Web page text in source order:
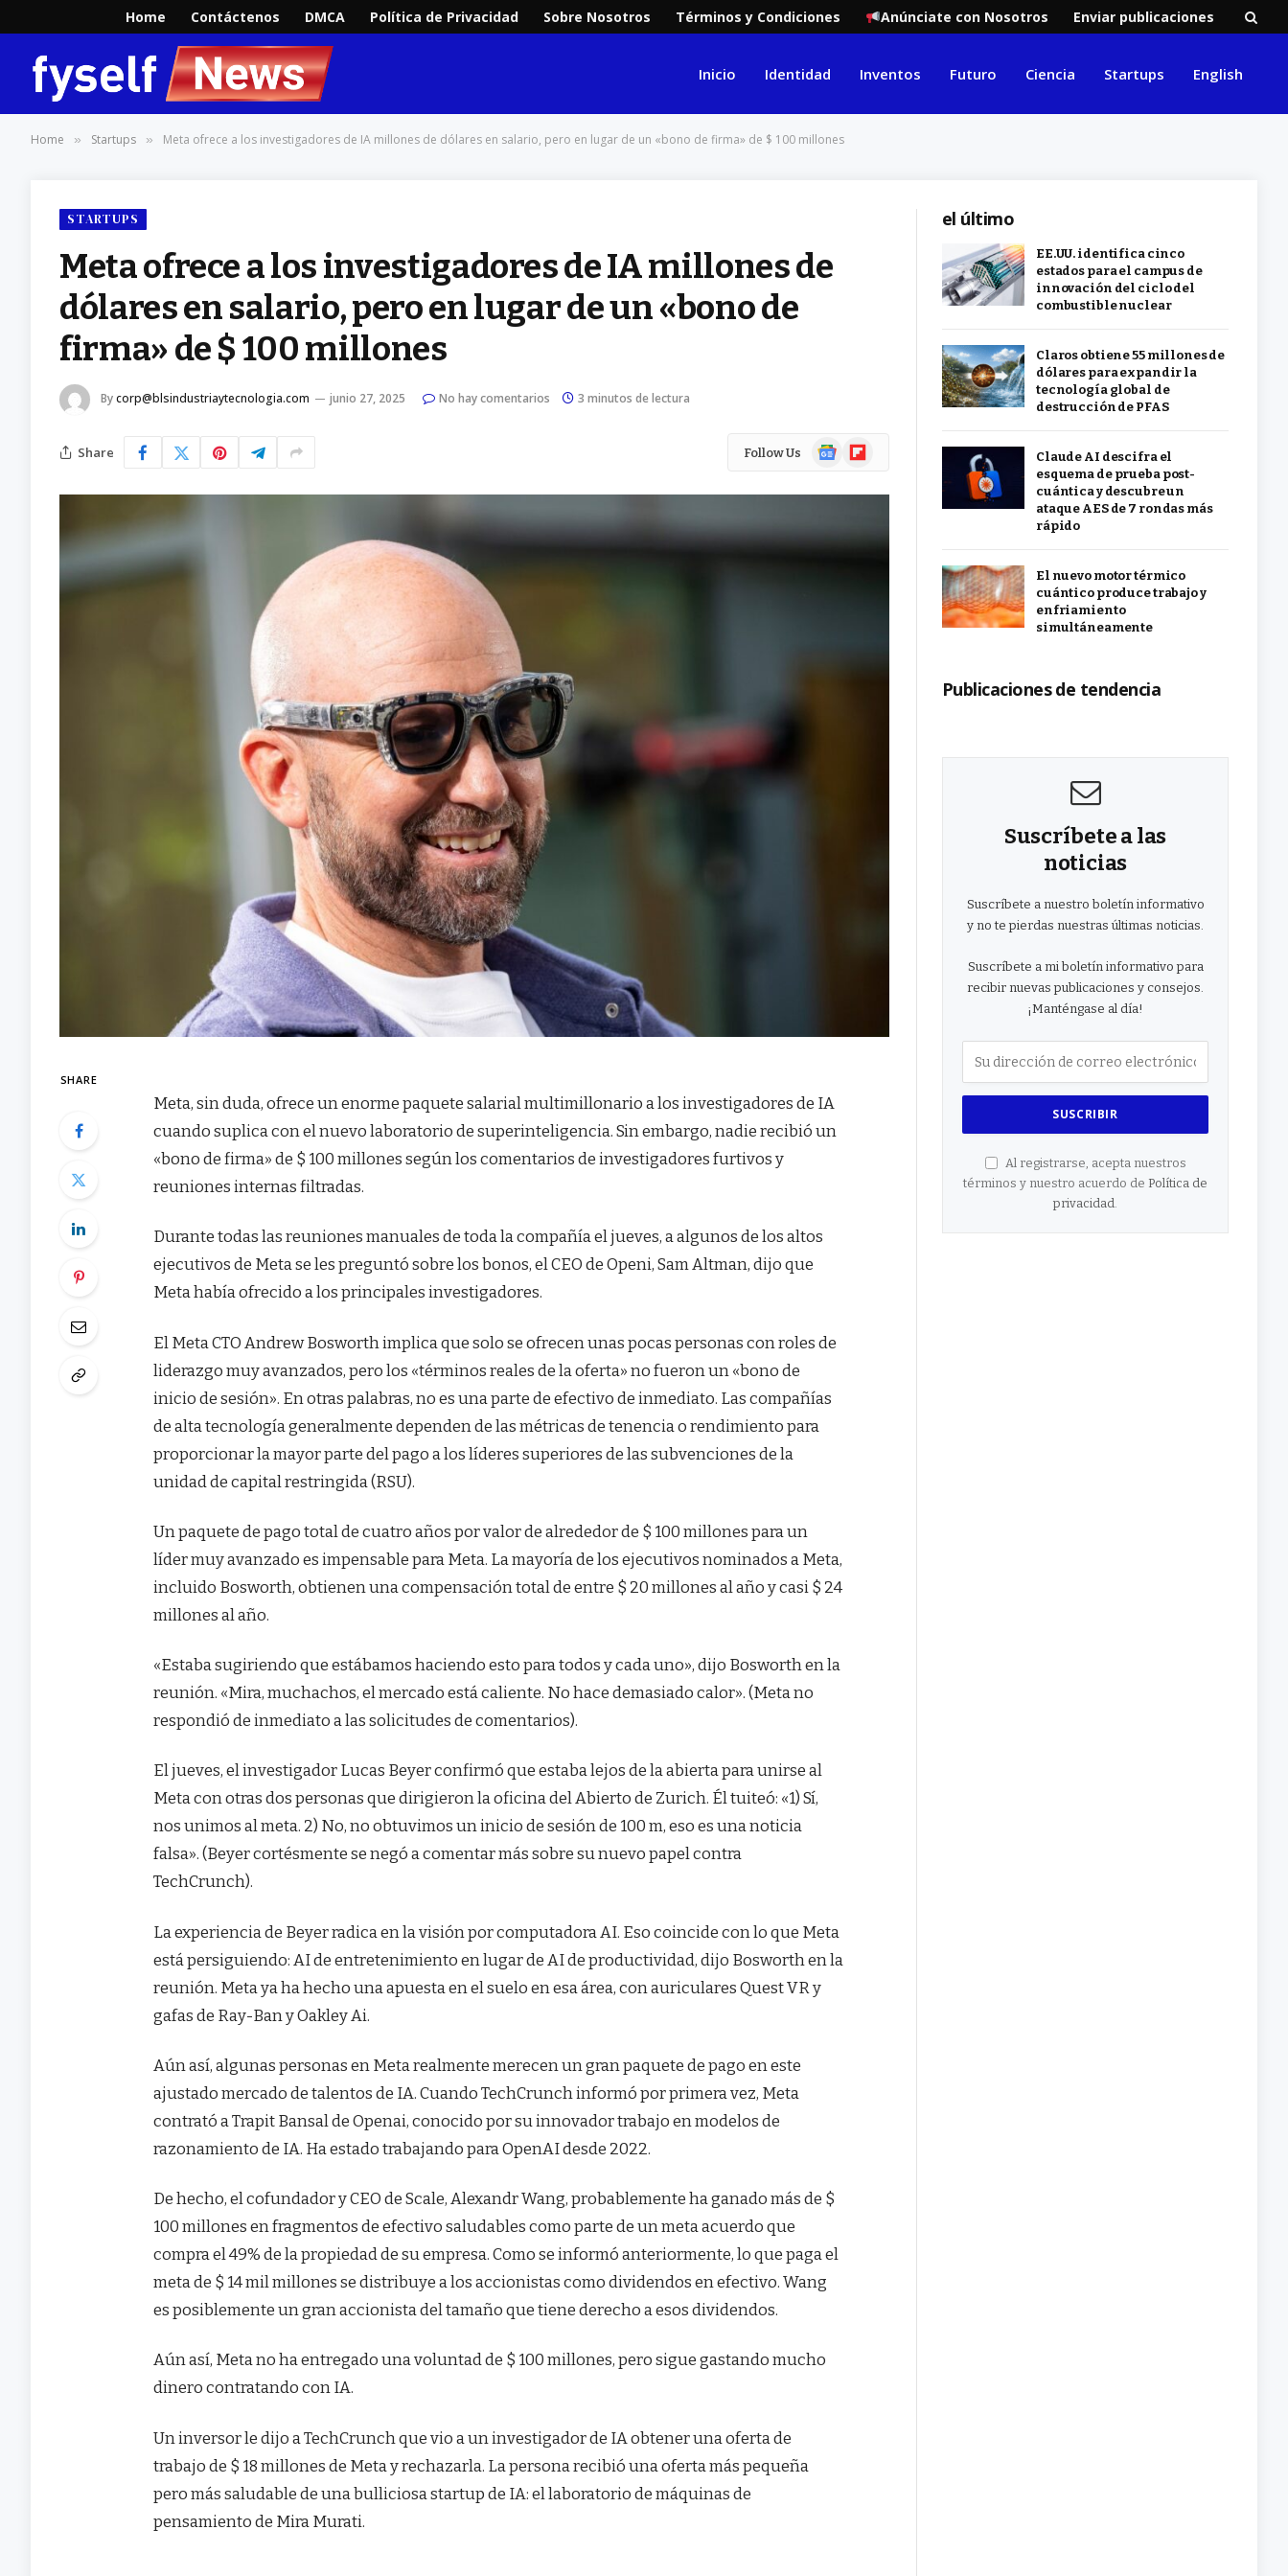
Home Contáctenos DMCA Política de Privacidad Sobre Nosotros Términos y Condiciones Anúnciate con Nosotros Enviar publicaciones
Inicio Identidad Inventos Futuro Ciencia Startups English
Home » Startups » Meta ofrece a los investigadores de IA millones de dólares en salario, pero en lugar de un «bono de firma» de $ 100 millones
STARTUPS
Meta ofrece a los investigadores de IA millones de
dólares en salario, pero en lugar de un «bono de
firma» de $ 100 millones
Bycorp@blsindustriaytecnologia.com junio 27, 2025 No hay comentarios 3 minutos de lectura
Share Follow Us
GoogleFlipboard
SHARE
Meta, sin duda, ofrece un enorme paquete salarial multimillonario a los investigadores de IA
cuando suplica con el nuevo laboratorio de superinteligencia. Sin embargo, nadie recibió un
«bono de firma» de $ 100 millones según los comentarios de investigadores furtivos y
reuniones internas filtradas.
Durante todas las reuniones manuales de toda la compañía el jueves, a algunos de los altos
ejecutivos de Meta se les preguntó sobre los bonos, el CEO de Openi, Sam Altman, dijo que
Meta había ofrecido a los principales investigadores.
El Meta CTO Andrew Bosworth implica que solo se ofrecen unas pocas personas con roles de
liderazgo muy avanzados, pero los «términos reales de la oferta» no fueron un «bono de
inicio de sesión». En otras palabras, no es una parte de efectivo de inmediato. Las compañías
de alta tecnología generalmente dependen de las métricas de tenencia o rendimiento para
proporcionar la mayor parte del pago a los líderes superiores de las subvenciones de la
unidad de capital restringida (RSU).
Un paquete de pago total de cuatro años por valor de alrededor de $ 100 millones para un
líder muy avanzado es impensable para Meta. La mayoría de los ejecutivos nominados a Meta,
incluido Bosworth, obtienen una compensación total de entre $ 20 millones al año y casi $ 24
millones al año.
«Estaba sugiriendo que estábamos haciendo esto para todos y cada uno», dijo Bosworth en la
reunión. «Mira, muchachos, el mercado está caliente. No hace demasiado calor». (Meta no
respondió de inmediato a las solicitudes de comentarios).
El jueves, el investigador Lucas Beyer confirmó que estaba lejos de la abierta para unirse al
Meta con otras dos personas que dirigieron la oficina del Abierto de Zurich. Él tuiteó: «1) Sí,
nos unimos al meta. 2) No, no obtuvimos un inicio de sesión de 100 m, eso es una noticia
falsa». (Beyer cortésmente se negó a comentar más sobre su nuevo papel contra
TechCrunch).
La experiencia de Beyer radica en la visión por computadora AI. Eso coincide con lo que Meta
está persiguiendo: AI de entretenimiento en lugar de AI de productividad, dijo Bosworth en la
reunión. Meta ya ha hecho una apuesta en el suelo en esa área, con auriculares Quest VR y
gafas de Ray-Ban y Oakley Ai.
Aún así, algunas personas en Meta realmente merecen un gran paquete de pago en este
ajustado mercado de talentos de IA. Cuando TechCrunch informó por primera vez, Meta
contrató a Trapit Bansal de Openai, conocido por su innovador trabajo en modelos de
razonamiento de IA. Ha estado trabajando para OpenAI desde 2022.
De hecho, el cofundador y CEO de Scale, Alexandr Wang, probablemente ha ganado más de $
100 millones en fragmentos de efectivo saludables como parte de un meta acuerdo que
compra el 49% de la propiedad de su empresa. Como se informó anteriormente, lo que paga el
meta de $ 14 mil millones se distribuye a los accionistas como dividendos en efectivo. Wang
es posiblemente un gran accionista del tamaño que tiene derecho a esos dividendos.
Aún así, Meta no ha entregado una voluntad de $ 100 millones, pero sigue gastando mucho
dinero contratando con IA.
Un inversor le dijo a TechCrunch que vio a un investigador de IA obtener una oferta de
trabajo de $ 18 millones de Meta y rechazarla. La persona recibió una oferta más pequeña
pero más saludable de una bulliciosa startup de IA: el laboratorio de máquinas de
pensamiento de Mira Murati.
el último
EE.UU. identifica cinco
estados para el campus de
innovación del ciclo del
combustible nuclear
Claros obtiene 55 millones de
dólares para expandir la
tecnología global de
destrucción de PFAS
Claude AI descifra el
esquema de prueba post-
cuántica y descubre un
ataque AES de 7 rondas más
rápido
El nuevo motor térmico
cuántico produce trabajo y
enfriamiento
simultáneamente
Publicaciones de tendencia
Suscríbete a las
noticias
Suscríbete a nuestro boletín informativo
y no te pierdas nuestras últimas noticias.
Suscríbete a mi boletín informativo para
recibir nuevas publicaciones y consejos.
¡Manténgase al día!
Al registrarse, acepta nuestros
términos y nuestro acuerdo de Política de
privacidad.